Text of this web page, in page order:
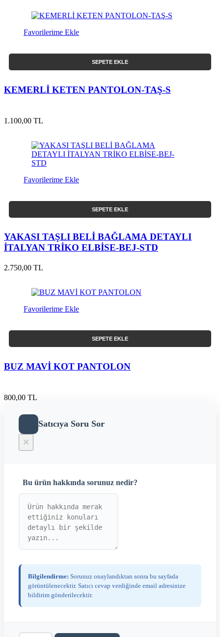
Favorilerime Ekle
SEPETE EKLE
KEMERLİ KETEN PANTOLON-TAŞ-S
1.100,00 TL
Favorilerime Ekle
SEPETE EKLE
YAKASI TAŞLI BELİ BAĞLAMA DETAYLI
İTALYAN TRİKO ELBİSE-BEJ-STD
2.750,00 TL
Favorilerime Ekle
SEPETE EKLE
BUZ MAVİ KOT PANTOLON
800,00 TL
Satıcıya Soru Sor
×
Bu ürün hakkında sorunuz nedir?
Bilgilendirme: Sorunuz onaylandıktan sonra bu sayfada
görüntülenecektir. Satıcı cevap verdiğinde email adresinize
bildirim gönderilecektir.